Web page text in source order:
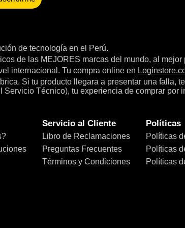
de tecnología en el Perú.
de las MEJORES marcas del mundo, al
internacional. Tu compra online en
Si tu producto llegara a presentar una falla,
Técnico), tu experiencia de comprar por
Servicio al Cliente
Libro de Reclamaciones
Preguntas Frecuentes
Términos y Condiciones
Políticas
Políticas
Políticas
Políticas